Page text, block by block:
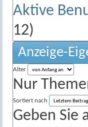
Aktive
12)
Anzeige-
Alter
Nur
Sortiert nach
Geben Sie